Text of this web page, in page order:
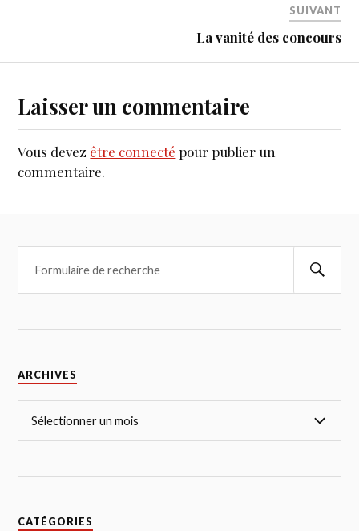
SUIVANT
La vanité des concours
Laisser un commentaire
Vous devez être connecté pour publier un
commentaire.
ARCHIVES
CATÉGORIES